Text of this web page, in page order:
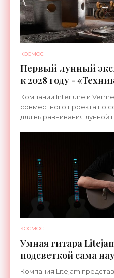
КОСМОС
Первый лунный
к 2028 году -
Компании Interlune и
совместного проекта по
для выравнивания лунной
КОСМОС
Умная гитара
подсветкой сама
«Гаджеты»
Компания Litejam